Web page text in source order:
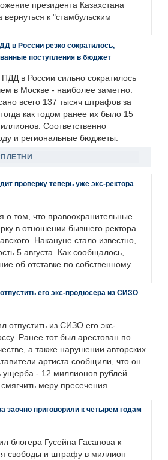
президента Казахстана
к "стамбульским
в России резко сократилось,
поступления в бюджет
в России сильно сократилось
в Москве - наиболее заметно.
всего 137 тысяч штрафов за
как годом ранее их было 15
Соответственно
и региональные бюджеты.
проверку теперь уже экс-ректора
о том, что правоохранительные
в отношении бывшего ректора
Накануне стало известно,
5 августа. Как сообщалось,
об отставке по собственному
его экс-продюсера из СИЗО
отпустить из СИЗО его экс-
Ранее тот был арестован по
а также нарушении авторских
артиста сообщили, что он
ущерба - 12 миллионов рублей.
меру пресечения.
заочно приговорили к четырем годам
блогера Гусейна Гасанова к
свободы и штрафу в миллион